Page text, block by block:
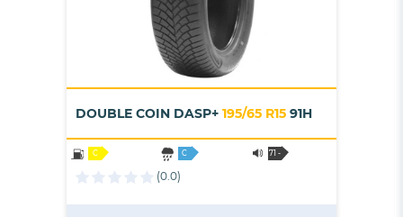
DOUBLE COIN DASP+ 195/65 R15 91H
C C
71 -
(0.0)